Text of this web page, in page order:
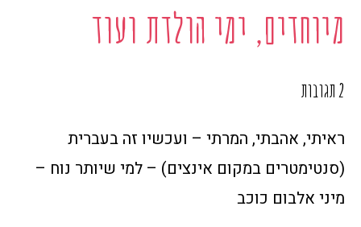
מיוחדים, ימי הולדת ועוד
2 תגובות
ראיתי, אהבתי, המרתי – ועכשיו זה בעברית
(סנטימטרים במקום אינצים) – למי שיותר נוח –
מיני אלבום כוכב